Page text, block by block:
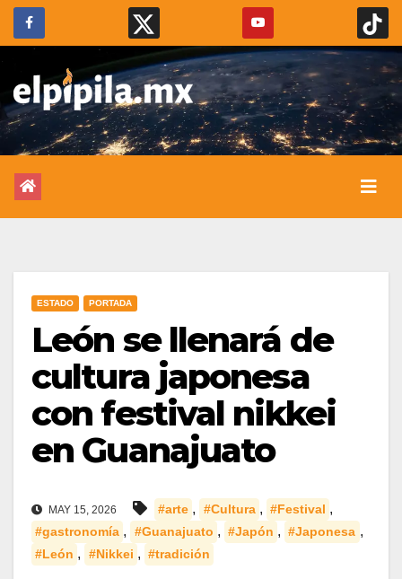
ESTADO PORTADA
León se llenará de
cultura japonesa
con festival nikkei
en Guanajuato
MAY 15, 2026 #arte , #Cultura , #Festival ,
#gastronomía , #Guanajuato , #Japón , #Japonesa ,
#León , #Nikkei , #tradición